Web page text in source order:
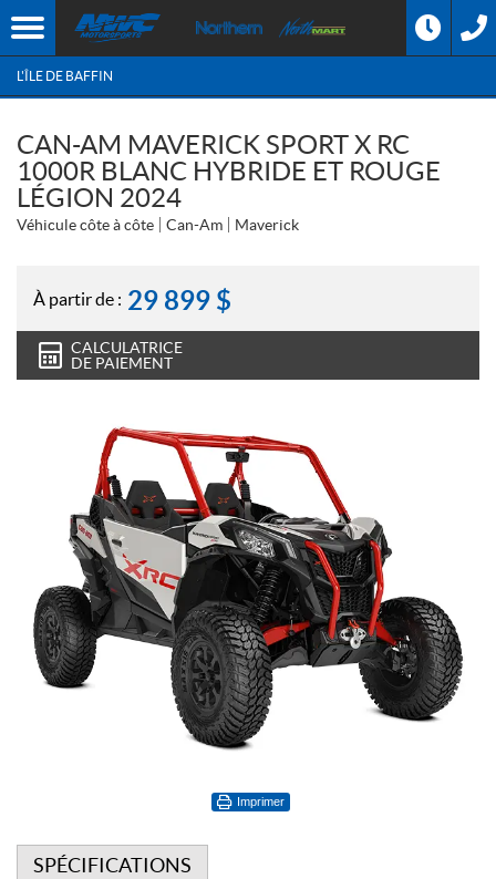
L'ÎLE DE BAFFIN
CAN-AM MAVERICK SPORT X RC
1000R BLANC HYBRIDE ET ROUGE
LÉGION 2024
Véhicule côte à côte Can-Am Maverick
À partir de : 29 899 $
CALCULATRICE
DE PAIEMENT
Imprimer
SPÉCIFICATIONS